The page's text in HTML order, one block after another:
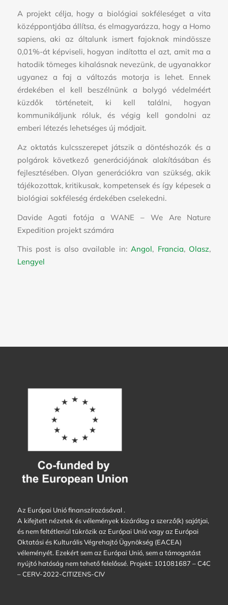
A projekt célja, hogy a biológiai sokféleséget a vita
középpontjába állítsa, és elmagyarázza, hogy a Homo
sapiens, aki az általunk ismert fajoknak mindössze
0,01%-át képviseli, hogyan indította el azt, amit ma a
hatodik tömeges kihalásnak nevezünk, de ugyanakkor
ugyanez a faj a változás motorja is lehet. Ennek
érdekében el kell beszélnünk a bolygó védelméért
küzdők történeteit, ki kell találni, hogyan
kommunikáljunk róluk, és végig kell gondolni az
emberi létezés lehetséges új módjait.
Az oktatás kulcsszerepet játszik a döntéshozók és a
polgárok következő generációjának alakításában és
fejlesztésében. Olyan generációkra van szükség, akik
tájékozottak, kritikusak, kompetensek és így képesek a
biológiai sokféleség érdekében cselekedni.
Davide Agati fotója a WANE – We Are Nature
Expedition projekt számára
This post is also available in:Angol Francia
Olasz
Lengyel
Az Európai Unió finanszírozásával .
A kifejtett nézetek és vélemények kizárólag a szerző(k) sajátjai,
és nem feltétlenül tükrözik az Európai Unió vagy az Európai
Oktatási és Kulturális Végrehajtó Ügynökség (EACEA)
véleményét. Ezekért sem az Európai Unió, sem a támogatást
nyújtó hatóság nem tehető felelőssé. Projekt: 101081687 – C4C
– CERV-2022-CITIZENS-CIV